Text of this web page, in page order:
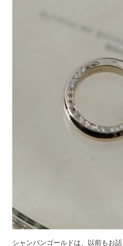
シャンパンゴールドは、以前もお